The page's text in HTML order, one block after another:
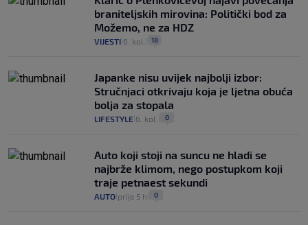
braniteljskih mirovina: Politički bod za
Možemo, ne za HDZ
VIJESTI 6. kol. 18
Japanke nisu uvijek najbolji izbor:
Stručnjaci otkrivaju koja je ljetna obuća
bolja za stopala
LIFESTYLE 6. kol. 0
Auto koji stoji na suncu ne hladi se
najbrže klimom, nego postupkom koji
traje petnaest sekundi
AUTO prije 5 h 0